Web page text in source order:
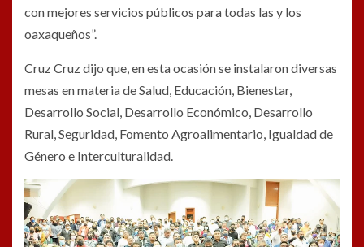
con mejores servicios públicos para todas las y los
oaxaqueños”.
Cruz Cruz dijo que, en esta ocasión se instalaron diversas
mesas en materia de Salud, Educación, Bienestar,
Desarrollo Social, Desarrollo Económico, Desarrollo
Rural, Seguridad, Fomento Agroalimentario, Igualdad de
Género e Interculturalidad.